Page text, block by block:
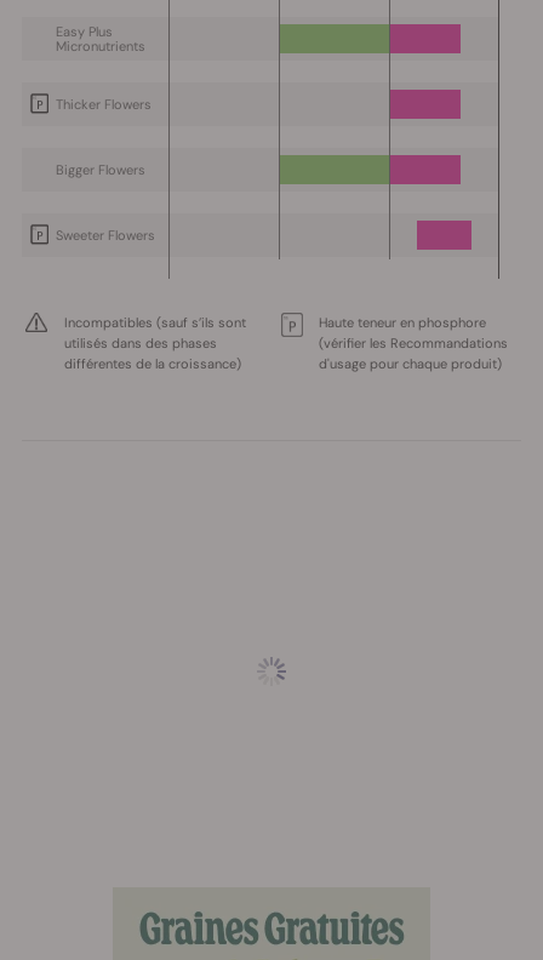
Easy Plus
Micronutrients
Thicker Flowers
Bigger Flowers
Sweeter Flowers
Incompatibles (sauf s’ils sont
utilisés dans des phases
différentes de la croissance)
Haute teneur en phosphore
(vérifier les Recommandations
d'usage pour chaque produit)